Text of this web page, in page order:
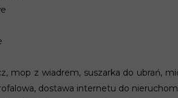
mop z wiadrem, suszarka do ubrań,
dostawa internetu do